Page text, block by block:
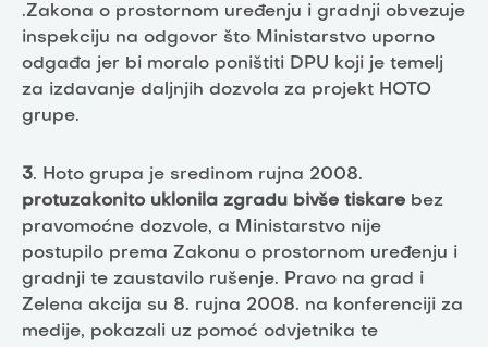
.Zakona o prostornom uređenju i gradnji obvezuje
inspekciju na odgovor što Ministarstvo uporno
odgađa jer bi moralo poništiti DPU koji je temelj
za izdavanje daljnjih dozvola za projekt HOTO
grupe.
3. Hoto grupa je sredinom rujna 2008.
protuzakonito uklonila zgradu bivše tiskare bez
pravomoćne dozvole, a Ministarstvo nije
postupilo prema Zakonu o prostornom uređenju i
gradnji te zaustavilo rušenje. Pravo na grad i
Zelena akcija su 8. rujna 2008. na konferenciji za
medije, pokazali uz pomoć odvjetnika te